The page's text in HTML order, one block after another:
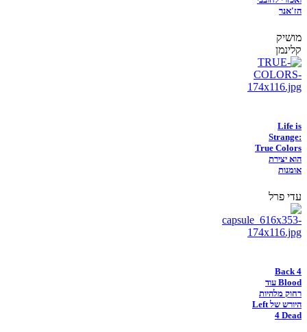
הז'אנר
מושיק
קלינמן
Life is
Strange:
True Colors
הוא יצירת
אומנות
עדי פרל
Back 4
Blood עוד
רחוק מלהיות
היורש של Left
4 Dead